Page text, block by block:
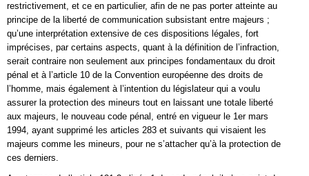
restrictivement, et ce en particulier, afin de ne pas porter atteinte au
principe de la liberté de communication subsistant entre majeurs ;
qu’une interprétation extensive de ces dispositions légales, fort
imprécises, par certains aspects, quant à la définition de l’infraction,
serait contraire non seulement aux principes fondamentaux du droit
pénal et à l’article 10 de la Convention européenne des droits de
l’homme, mais également à l’intention du législateur qui a voulu
assurer la protection des mineurs tout en laissant une totale liberté
aux majeurs, le nouveau code pénal, entré en vigueur le 1er mars
1994, ayant supprimé les articles 283 et suivants qui visaient les
majeurs comme les mineurs, pour ne s’attacher qu’à la protection de
ces derniers.